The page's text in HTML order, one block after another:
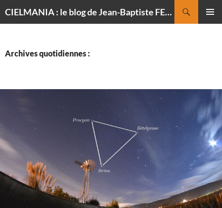
CIELMANIA : le blog de Jean-Baptiste FELDMANN, photographe du ciel
Archives quotidiennes :